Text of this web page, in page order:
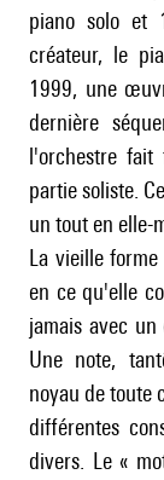
piano solo et
créateur, le
1999, une
dernière
l'orchestre fait
partie soliste.
un tout en elle-
La vieille
en ce qu'elle
jamais avec
Une note,
noyau de toute
différentes
divers. Le «